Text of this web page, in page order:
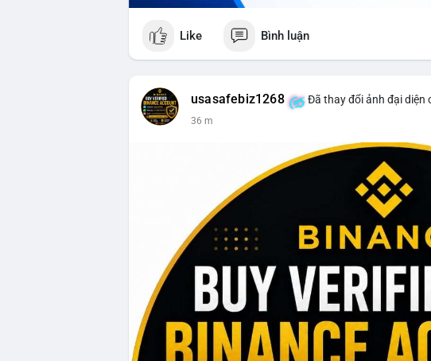
Like Bình luận
usasafebiz1268 Đã thay đổi ảnh đại diện
36 m